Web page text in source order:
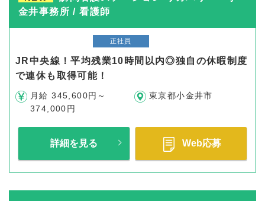
金井事務所 / 看護師
正社員
JR中央線！平均残業10時間以内◎独自の休暇制度
で連休も取得可能！
月給 345,600円～
374,000円
東京都小金井市
詳細を見る Web応募